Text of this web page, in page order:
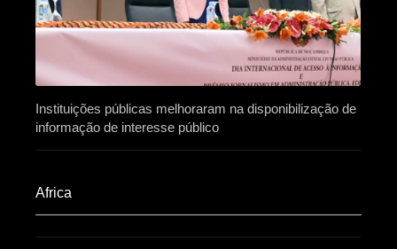
Instituições públicas melhoraram na disponibilização de
informação de interesse público
Africa​